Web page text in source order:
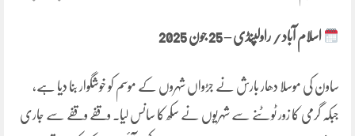
اسلام آباد / راولپنڈی – 25 جون 2025
ساون کی موسلا دھار بارش نے جڑواں شہروں کے موسم کو خوشگوار بنا دیا ہے،
جبکہ گرمی کا زور ٹوٹنے سے شہریوں نے سکھ کا سانس لیا۔ وقفے وقفے سے جاری